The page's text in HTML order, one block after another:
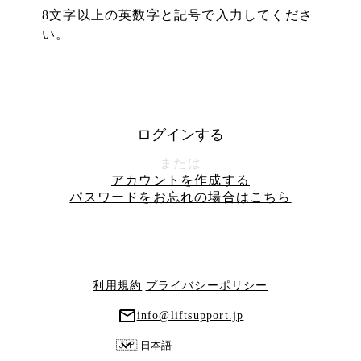
8文字以上の英数字と記号で入力してくださ
い。
ログインする
または
アカウントを作成する
パスワードをお忘れの場合はこちら
利用規約 | プライバシーポリシー
info@liftsupport.jp
🇯🇵 日本語